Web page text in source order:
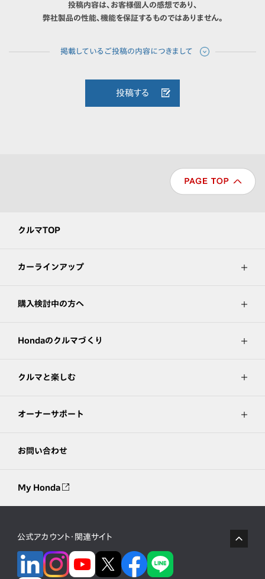
投稿内容は、お客様個人の感想であり、
弊社製品の性能、機能を保証するものではありません。
投稿する
クルマTOP
カーラインアップ
購入検討中の方へ
Hondaのクルマづくり
クルマと楽しむ
オーナーサポート
お問い合わせ
My Honda
公式アカウント・関連サイト